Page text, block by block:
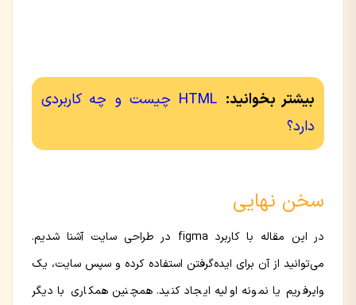
بیشتر بخوانید:
HTML چیست و چه کاربردی
دارد؟
سخن نهایی
در این مقاله با کاربرد figma در طراحی سایت آشنا شدیم.
می‌توانید از آن برای ایده‌گرفتن استفاده کرده و سپس سایت، یک
وایرفریم یا نمونه اولیه ایجاد کنید. همچنین همکاری با دیگر